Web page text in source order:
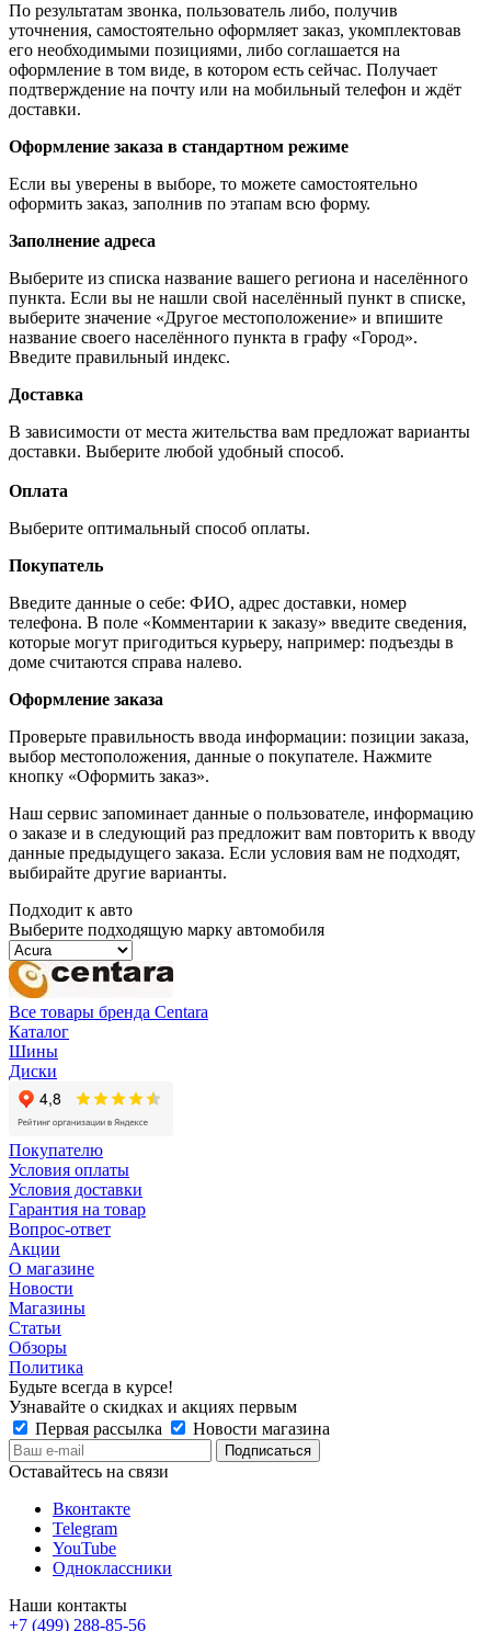
По результатам звонка, пользователь либо, получив
уточнения, самостоятельно оформляет заказ, укомплектовав
его необходимыми позициями, либо соглашается на
оформление в том виде, в котором есть сейчас. Получает
подтверждение на почту или на мобильный телефон и ждёт
доставки.
Оформление заказа в стандартном режиме
Если вы уверены в выборе, то можете самостоятельно
оформить заказ, заполнив по этапам всю форму.
Заполнение адреса
Выберите из списка название вашего региона и населённого
пункта. Если вы не нашли свой населённый пункт в списке,
выберите значение «Другое местоположение» и впишите
название своего населённого пункта в графу «Город».
Введите правильный индекс.
Доставка
В зависимости от места жительства вам предложат варианты
доставки. Выберите любой удобный способ.
Оплата
Выберите оптимальный способ оплаты.
Покупатель
Введите данные о себе: ФИО, адрес доставки, номер
телефона. В поле «Комментарии к заказу» введите сведения,
которые могут пригодиться курьеру, например: подъезды в
доме считаются справа налево.
Оформление заказа
Проверьте правильность ввода информации: позиции заказа,
выбор местоположения, данные о покупателе. Нажмите
кнопку «Оформить заказ».
Наш сервис запоминает данные о пользователе, информацию
о заказе и в следующий раз предложит вам повторить к вводу
данные предыдущего заказа. Если условия вам не подходят,
выбирайте другие варианты.
Подходит к авто
Выберите подходящую марку автомобиля
Все товары бренда Centara
Каталог
Шины
Диски
Покупателю
Условия оплаты
Условия доставки
Гарантия на товар
Вопрос-ответ
Акции
О магазине
Новости
Магазины
Статьи
Обзоры
Политика
Будьте всегда в курсе!
Узнавайте о скидках и акциях первым
Первая рассылка
Новости магазина
Оставайтесь на связи
Вконтакте
Telegram
YouTube
Одноклассники
Наши контакты
+7 (499) 288-85-56